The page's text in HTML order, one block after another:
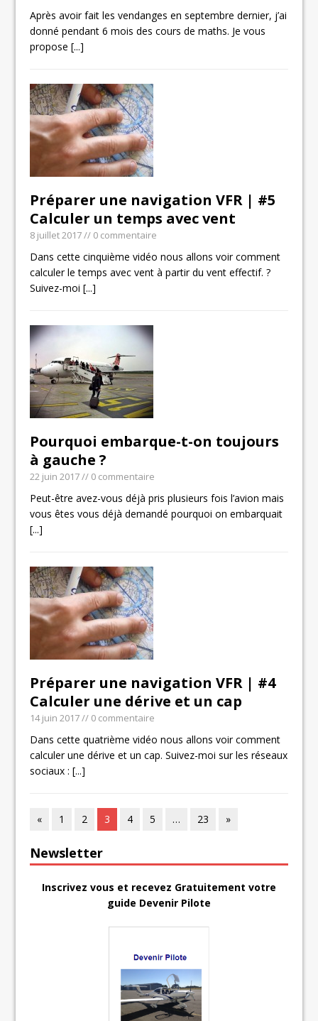
Après avoir fait les vendanges en septembre dernier, j’ai
donné pendant 6 mois des cours de maths. Je vous
propose[...]
Préparer une navigation VFR | #5
Calculer un temps avec vent
8 juillet 2017// 0 commentaire
Dans cette cinquième vidéo nous allons voir comment
calculer le temps avec vent à partir du vent effectif. ?
Suivez-moi[...]
Pourquoi embarque-t-on toujours
à gauche ?
22 juin 2017// 0 commentaire
Peut-être avez-vous déjà pris plusieurs fois l’avion mais
vous êtes vous déjà demandé pourquoi on embarquait
[...]
Préparer une navigation VFR | #4
Calculer une dérive et un cap
14 juin 2017// 0 commentaire
Dans cette quatrième vidéo nous allons voir comment
calculer une dérive et un cap. Suivez-moi sur les réseaux
sociaux :[...]
« 1 2 3 4 5 … 23 »
Newsletter
Inscrivez vous et recevez Gratuitement votre
guide Devenir Pilote